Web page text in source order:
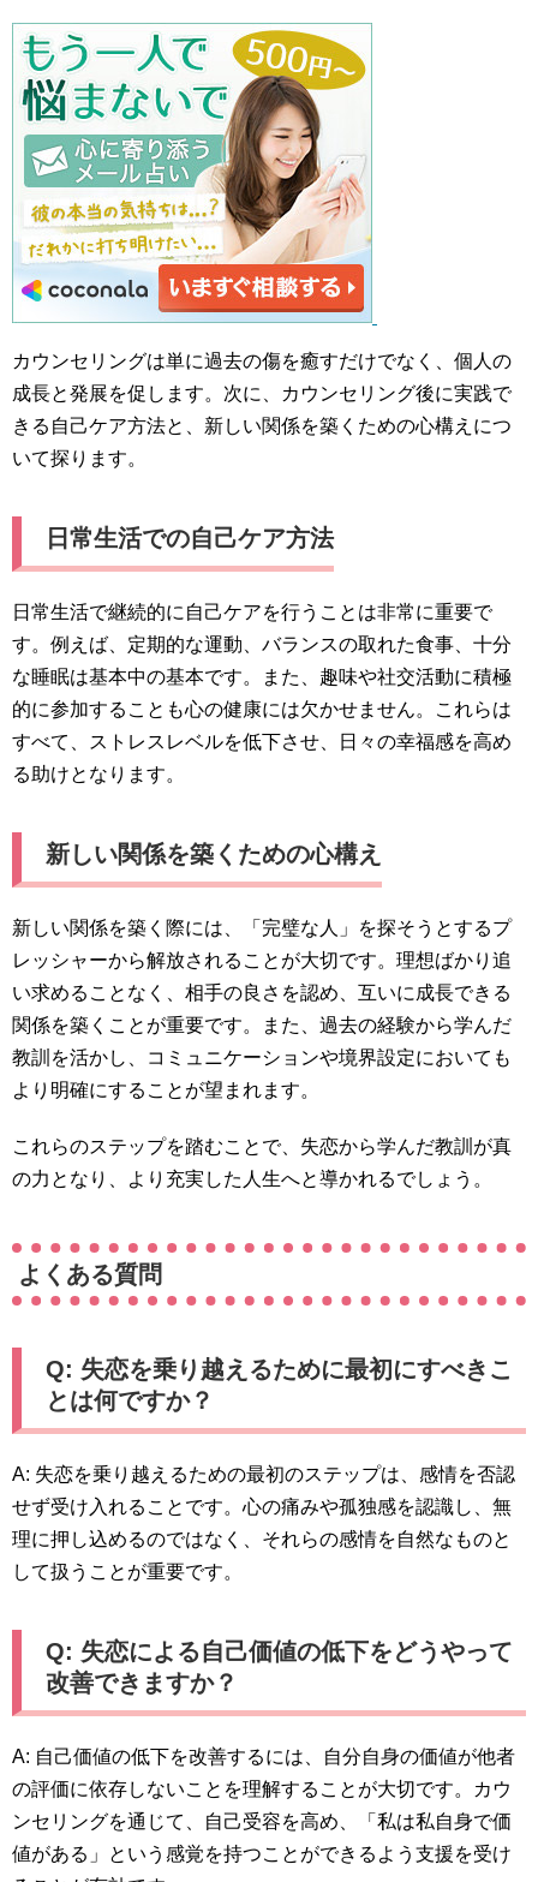
カウンセリングは単に過去の傷を癒すだけでなく、個人の
成長と発展を促します。次に、カウンセリング後に実践で
きる自己ケア方法と、新しい関係を築くための心構えにつ
いて探ります。
日常生活での自己ケア方法
日常生活で継続的に自己ケアを行うことは非常に重要で
す。例えば、定期的な運動、バランスの取れた食事、十分
な睡眠は基本中の基本です。また、趣味や社交活動に積極
的に参加することも心の健康には欠かせません。これらは
すべて、ストレスレベルを低下させ、日々の幸福感を高め
る助けとなります。
新しい関係を築くための心構え
新しい関係を築く際には、「完璧な人」を探そうとするプ
レッシャーから解放されることが大切です。理想ばかり追
い求めることなく、相手の良さを認め、互いに成長できる
関係を築くことが重要です。また、過去の経験から学んだ
教訓を活かし、コミュニケーションや境界設定においても
より明確にすることが望まれます。
これらのステップを踏むことで、失恋から学んだ教訓が真
の力となり、より充実した人生へと導かれるでしょう。
よくある質問
Q: 失恋を乗り越えるために最初にすべきこ
とは何ですか？
A: 失恋を乗り越えるための最初のステップは、感情を否認
せず受け入れることです。心の痛みや孤独感を認識し、無
理に押し込めるのではなく、それらの感情を自然なものと
して扱うことが重要です。
Q: 失恋による自己価値の低下をどうやって
改善できますか？
A: 自己価値の低下を改善するには、自分自身の価値が他者
の評価に依存しないことを理解することが大切です。カウ
ンセリングを通じて、自己受容を高め、「私は私自身で価
値がある」という感覚を持つことができるよう支援を受け